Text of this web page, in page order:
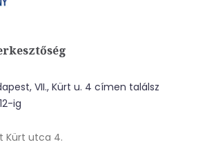
VII., Kürt u. 4 címen találsz
ig
Kürt utca 4.